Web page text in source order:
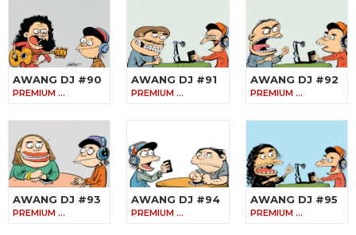
AWANG DJ #90
PREMIUM …
AWANG DJ #91
PREMIUM …
AWANG DJ #92
PREMIUM …
AWANG DJ #93
PREMIUM …
AWANG DJ #94
PREMIUM …
AWANG DJ #95
PREMIUM …